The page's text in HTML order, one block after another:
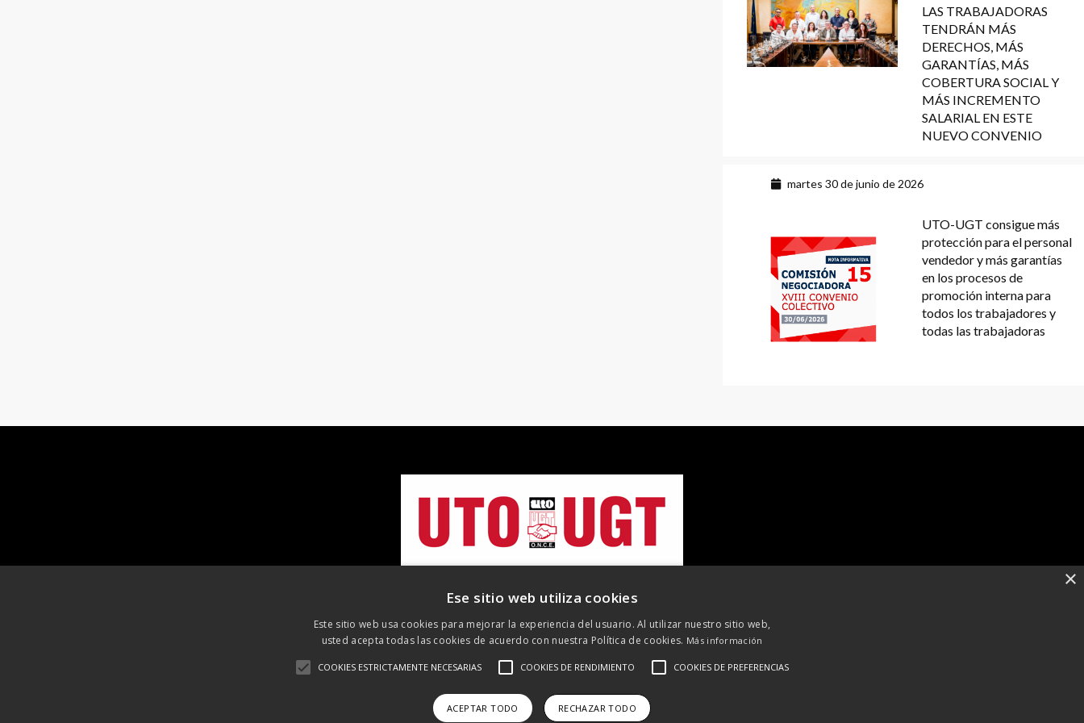
LAS TRABAJADORAS
TENDRÁN MÁS
DERECHOS, MÁS
GARANTÍAS, MÁS
COBERTURA SOCIAL Y
MÁS INCREMENTO
SALARIAL EN ESTE
NUEVO CONVENIO
martes 30 de junio de 2026
UTO-UGT consigue más
protección para el personal
vendedor y más garantías
en los procesos de
promoción interna para
todos los trabajadores y
todas las trabajadoras
©2026 UTO-UGT. Todos los derechos reservados
Protección de datos Política de cookies Política de RRSS
×
Ese sitio web utiliza cookies
Este sitio web usa cookies para mejorar la experiencia del usuario. Al utilizar nuestro sitio web,
usted acepta todas las cookies de acuerdo con nuestra Política de cookies. Más información
COOKIES ESTRICTAMENTE NECESARIAS COOKIES DE RENDIMIENTO COOKIES DE PREFERENCIAS
ACEPTAR TODO RECHAZAR TODO